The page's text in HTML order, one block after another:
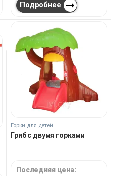
Подробнее
Горки для детей
Гриб с двумя горками
Последняя цена: